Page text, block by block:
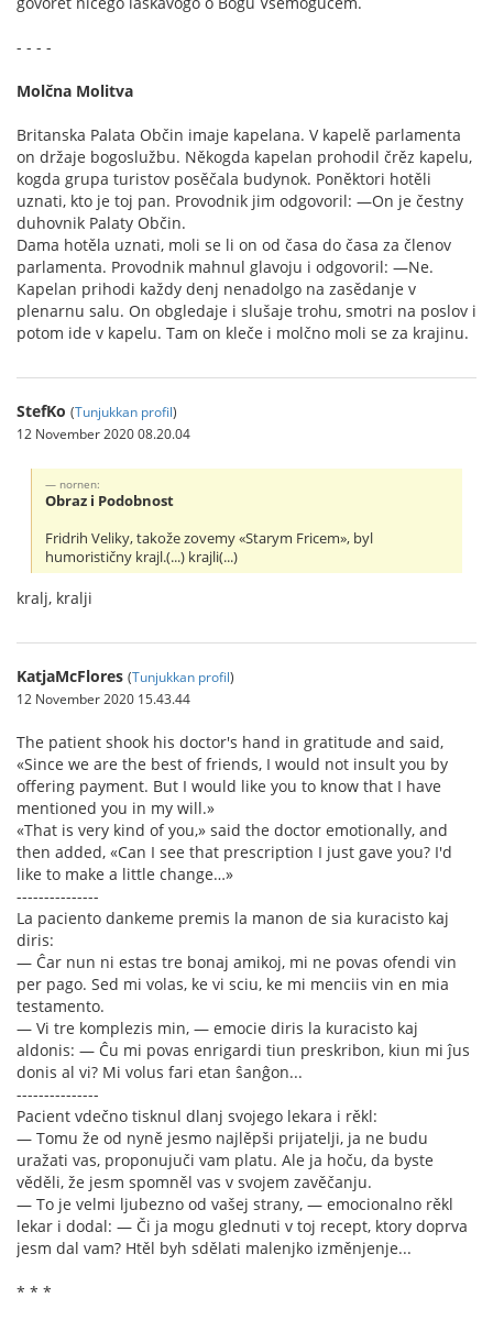
- - - -
Molčna Molitva
Britanska Palata Občin imaje kapelana. V kapelě parlamenta
on držaje bogoslužbu. Někogda kapelan prohodil črěz kapelu,
kogda grupa turistov posěčala budynok. Poněktori hotěli
uznati, kto je toj pan. Provodnik jim odgovoril: —On je čestny
duhovnik Palaty Občin.
Dama hotěla uznati, moli se li on od časa do časa za členov
parlamenta. Provodnik mahnul glavoju i odgovoril: —Ne.
Kapelan prihodi každy denj nenadolgo na zasědanje v
plenarnu salu. On obgledaje i slušaje trohu, smotri na poslov i
potom ide v kapelu. Tam on kleče i molčno moli se za krajinu.
StefKo (Tunjukkan profil)
12 November 2020 08.20.04
nornen:
Obraz i Podobnost
Fridrih Veliky, takože zovemy «Starym Fricem», byl
humorističny krajl.(...) krajli(...)
kralj, kralji
KatjaMcFlores (Tunjukkan profil)
12 November 2020 15.43.44
The patient shook his doctor's hand in gratitude and said,
«Since we are the best of friends, I would not insult you by
offering payment. But I would like you to know that I have
mentioned you in my will.»
«That is very kind of you,» said the doctor emotionally, and
then added, «Can I see that prescription I just gave you? I'd
like to make a little change…»
---------------
La paciento dankeme premis la manon de sia kuracisto kaj
diris:
— Ĉar nun ni estas tre bonaj amikoj, mi ne povas ofendi vin
per pago. Sed mi volas, ke vi sciu, ke mi menciis vin en mia
testamento.
— Vi tre komplezis min, — emocie diris la kuracisto kaj
aldonis: — Ĉu mi povas enrigardi tiun preskribon, kiun mi ĵus
donis al vi? Mi volus fari etan ŝanĝon...
---------------
Pacient vdečno tisknul dlanj svojego lekara i rěkl:
— Tomu že od nyně jesmo najlěpši prijatelji, ja ne budu
uražati vas, proponujuči vam platu. Ale ja hoču, da byste
věděli, že jesm spomněl vas v svojem zavěčanju.
— To je velmi ljubezno od vašej strany, — emocionalno rěkl
lekar i dodal: — Či ja mogu glednuti v toj recept, ktory doprva
jesm dal vam? Htěl byh sdělati malenjko izměnjenje...
* * *